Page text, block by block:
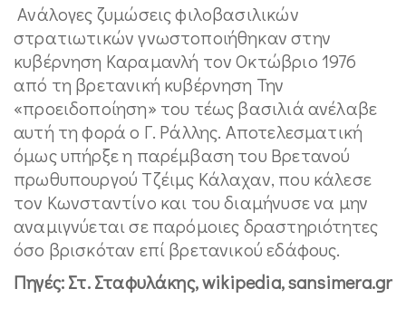
Ανάλογες ζυμώσεις φιλοβασιλικών
στρατιωτικών γνωστοποιήθηκαν στην
κυβέρνηση Καραμανλή τον Οκτώβριο 1976
από τη βρετανική κυβέρνηση Την
«προειδοποίηση» του τέως βασιλιά ανέλαβε
αυτή τη φορά ο Γ. Ράλλης. Αποτελεσματική
όμως υπήρξε η παρέμβαση του Βρετανού
πρωθυπουργού Τζέιμς Κάλαχαν, που κάλεσε
τον Κωνσταντίνο και του διαμήνυσε να μην
αναμιγνύεται σε παρόμοιες δραστηριότητες
όσο βρισκόταν επί βρετανικού εδάφους.
Πηγές: Στ. Σταφυλάκης, wikipedia, sansimera.gr